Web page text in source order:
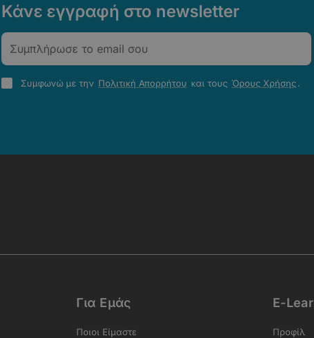
Κάνε εγγραφή στο newsletter
Πολιτική
Συμφωνώ με την Πολιτική Απορρήτου και τους Όρους Χρήσης.
Για Εμάς
Ποιοι Είμαστε
E-
Προφίλ